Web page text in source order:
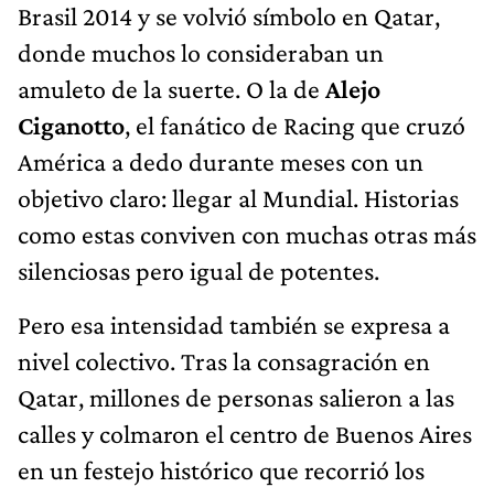
Brasil 2014 y se volvió símbolo en Qatar,
donde muchos lo consideraban un
amuleto de la suerte. O la de Alejo
Ciganotto, el fanático de Racing que cruzó
América a dedo durante meses con un
objetivo claro: llegar al Mundial. Historias
como estas conviven con muchas otras más
silenciosas pero igual de potentes.
Pero esa intensidad también se expresa a
nivel colectivo. Tras la consagración en
Qatar, millones de personas salieron a las
calles y colmaron el centro de Buenos Aires
en un festejo histórico que recorrió los